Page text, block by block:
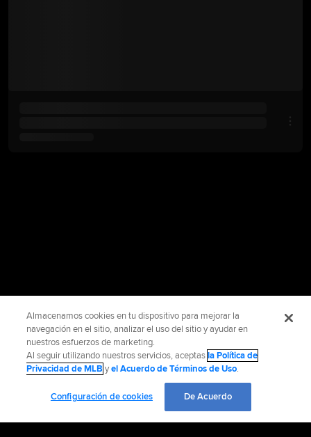
Almacenamos cookies en tu dispositivo para mejorar la
navegación en el sitio, analizar el uso del sitio y ayudar en
nuestros esfuerzos de marketing.
Al seguir utilizando nuestros servicios, aceptasla Política de
Privacidad de MLB yel Acuerdo de Términos de Uso.
Configuración de cookies De Acuerdo